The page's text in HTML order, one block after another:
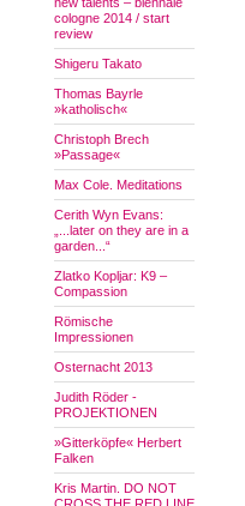
cologne 2014 / start
review
Shigeru Takato
Thomas Bayrle
»katholisch«
Christoph Brech
»Passage«
Max Cole. Meditations
Cerith Wyn Evans:
„...later on they are in a
garden...“
Zlatko Kopljar: K9 –
Compassion
Römische
Impressionen
Osternacht 2013
Judith Röder -
PROJEKTIONEN
»Gitterköpfe« Herbert
Falken
Kris Martin. DO NOT